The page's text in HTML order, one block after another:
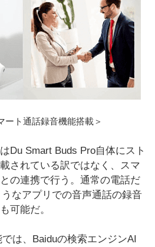
ート通話録音機能搭載＞
Du Smart Buds Pro自体にスト
されている訳ではなく、スマ
の連携で行う。通常の電話だ
なアプリでの音声通話の録音
可能だ。
は、Baiduの検索エンジンAI